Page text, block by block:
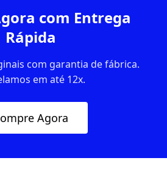
com Entrega
Rápida
com garantia de fábrica.
em até 12x.
Agora